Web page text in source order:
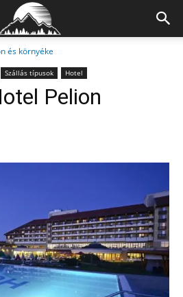
és környéke
Szállás típusok Hotel
Pelion